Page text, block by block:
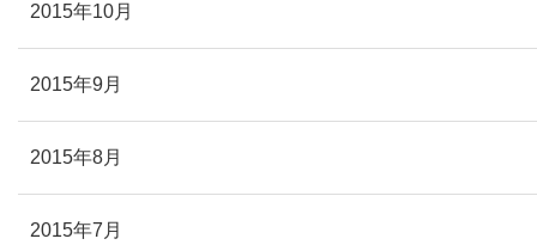
2015年10月
2015年9月
2015年8月
2015年7月